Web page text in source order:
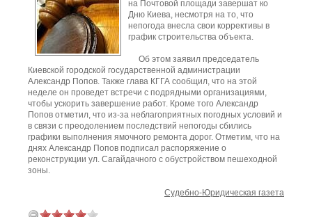
на Почтовой площади завершат ко
Дню Киева, несмотря на то, что
непогода внесла свои коррективы в
график строительства объекта.
Об этом заявил председатель
Киевской городской государственной администрации
Александр Попов. Также глава КГГА сообщил, что на этой
неделе он проведет встречи с подрядными организациями,
чтобы ускорить завершение работ. Кроме того Александр
Попов отметил, что из-за неблагоприятных погодных условий и
в связи с преодолением последствий непогоды сбились
графики выполнения ямочного ремонта дорог. Отметим, что на
днях Александр Попов подписал распоряжение о
реконструкции ул. Сагайдачного с обустройством пешеходной
зоны.
Судебно-Юридическая газета